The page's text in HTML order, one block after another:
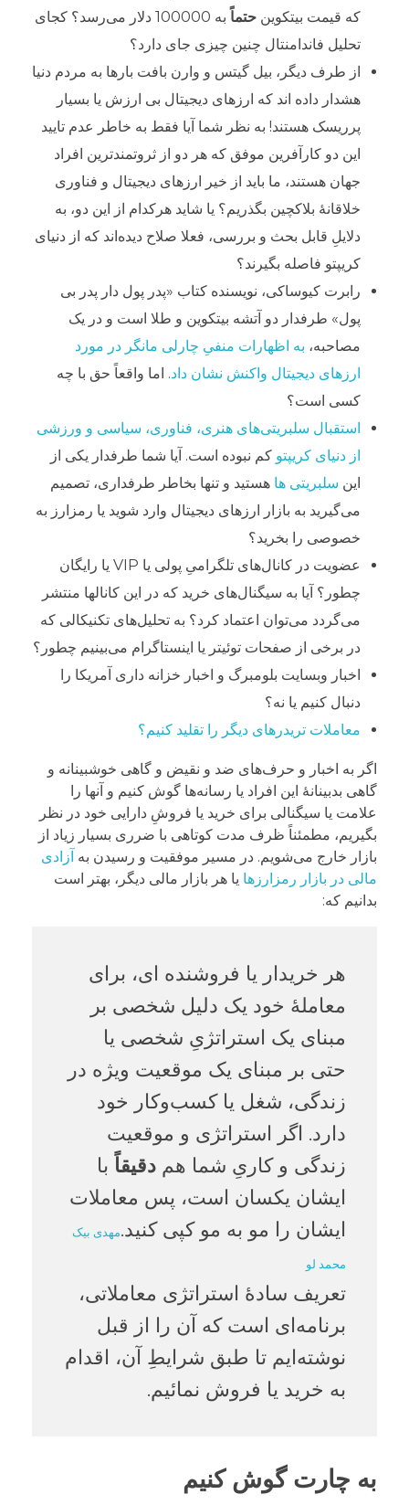
که قیمت بیتکوین حتماً
به 100000 دلار می‌رسد؟ کجای
تحلیل فاندامنتال چنین چیزی جای دارد؟
از طرف دیگر، بیل گیتس و وارن بافت بارها به مردم دنیا
هشدار داده اند که ارزهای دیجیتال بی ارزش یا بسیار
پرریسک هستند! به نظر شما آیا فقط به خاطر عدم تایید
این دو کارآفرین موفق که هر دو از ثروتمندترین افراد
جهان هستند، ما باید از خیر ارزهای دیجیتال و فناوری
خلاقانۀ بلاکچین بگذریم؟ یا شاید هرکدام از این دو، به
دلایلِ قابل بحث و بررسی، فعلا صلاح دیده‌اند که از دنیای
کریپتو فاصله بگیرند؟
رابرت کیوساکی، نویسنده کتاب «پدر پول دار پدر بی
پول» طرفدار دو آتشه بیتکوین و طلا است و در یک
مصاحبه، به اظهارات منفیِ چارلی مانگر در مورد
ارزهای دیجیتال واکنش نشان داد. اما واقعاً حق با چه
کسی است؟
استقبال سلبریتی‌های هنری، فناوری، سیاسی و ورزشی
از دنیای کریپتو کم نبوده است. آیا شما طرفدار یکی از
این سلبریتی ها هستید و تنها بخاطر طرفداری، تصمیم
می‌گیرید به بازار ارزهای دیجیتال وارد شوید یا رمزارز به
خصوصی را بخرید؟
عضویت در کانال‌های تلگرامیِ پولی یا VIP یا رایگان
چطور؟ آیا به سیگنال‌های خرید که در این کانالها منتشر
می‌گردد می‌توان اعتماد کرد؟ به تحلیل‌های تکنیکالی که
در برخی از صفحات توئیتر یا اینستاگرام می‌بینیم چطور؟
اخبار وبسایت بلومبرگ و اخبار خزانه داری آمریکا را
دنبال کنیم یا نه؟
معاملات تریدر‌های دیگر را تقلید کنیم؟
اگر به اخبار و حرف‌های ضد و نقیض و گاهی خوشبینانه و
گاهی بدبینانۀ این افراد یا رسانه‌ها گوش کنیم و آنها را
علامت یا سیگنالی برای خرید یا فروشِ دارایی خود در نظر
بگیریم، مطمئناً ظرف مدت کوتاهی با ضرری بسیار زیاد از
بازار خارج می‌شویم. در مسیر موفقیت و رسیدن به آزادی
مالی در بازار رمزارزها یا هر بازار مالی دیگر، بهتر است
بدانیم که:
هر خریدار یا فروشنده ای، برای
معاملۀ خود یک دلیل شخصی بر
مبنای یک استراتژیِ شخصی یا
حتی بر مبنای یک موقعیت ویژه در
زندگی، شغل یا کسب‌وکار خود
دارد. اگر استراتژی و موقعیت
زندگی و کاریِ شما هم دقیقاً با
ایشان یکسان است، پس معاملات
ایشان را مو به مو کپی کنید.مهدی بیک
محمد لو
تعریف سادۀ استراتژی معاملاتی،
برنامه‌ای است که آن را از قبل
نوشته‌ایم تا طبق شرایطِ آن، اقدام
به خرید یا فروش نمائیم.
به چارت گوش کنیم